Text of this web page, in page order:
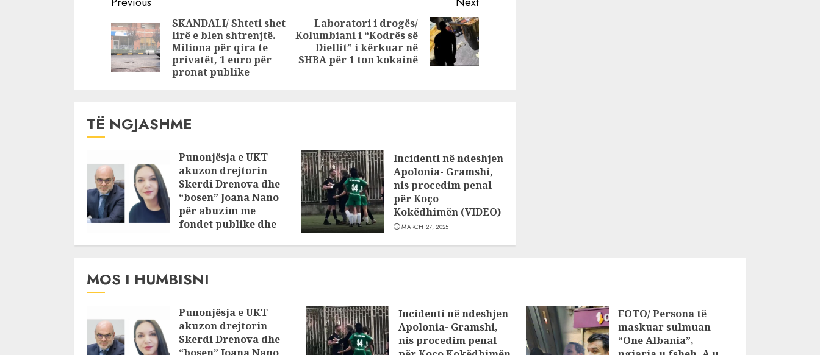
mln euro të
shkuara dëm në
Portin e Durrësit,
BE: Do
monitorojmë
rrjetin TENT
Durrësit, sepse të
vjetrin ia fali
Alabbar-it
Reading
Previous
post:
SKANDALI/ Shteti shet
lirë e blen shtrenjtë.
Miliona për qira te
privatët, 1 euro për
pronat publike
Next
post:
Laboratori i drogës/
Kolumbiani i “Kodrës së
Diellit” i kërkuar në
SHBA për 1 ton kokainë
TË NGJASHME
Punonjësja e UKT
akuzon drejtorin
Skerdi Drenova dhe
“bosen” Joana Nano
për abuzim me
fondet publike dhe
Incidenti në ndeshjen
Apolonia- Gramshi,
nis procedim penal
për Koço
Kokëdhimën (VIDEO)
MARCH 27, 2025
MOS I HUMBISNI
Punonjësja e UKT
akuzon drejtorin
Skerdi Drenova dhe
Incidenti në ndeshjen
Apolonia- Gramshi,
nis procedim penal
FOTO/ Persona të
maskuar sulmuan
“One Albania”,